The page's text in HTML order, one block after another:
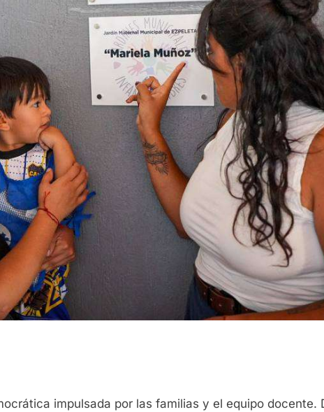
impulsada por las familias y el equipo